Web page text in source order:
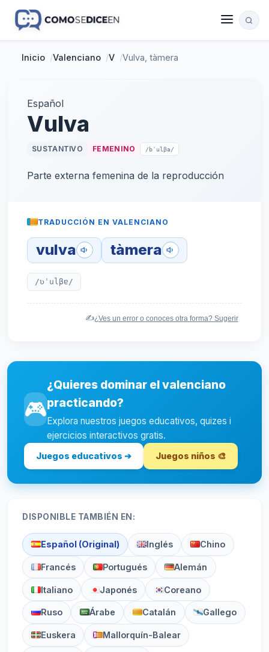
Inicio /Valenciano /V /Vulva, tàmera
Español
Vulva
SUSTANTIVO FEMENINO /bˈulβa/
Parte externa femenina de la reproducción
TRADUCCIÓN EN VALENCIANO
vulva tàmera
/ʋˈulβɐ/
✍️¿Ves un error o conoces otra forma? Sugerir
🎮
¿Quieres dominar el valenciano
practicando?
Explora nuestros juegos educativos, quizes i
ejercicios interactivos gratis.
Juegos educativos ➔ Juegos niños 🎨
DISPONIBLE TAMBIÉN EN:
Español (Original) Inglés Chino
Francés Portugués Alemán
Italiano Japonés Coreano
Ruso Árabe Catalán Gallego
Euskera Mallorquín-Balear